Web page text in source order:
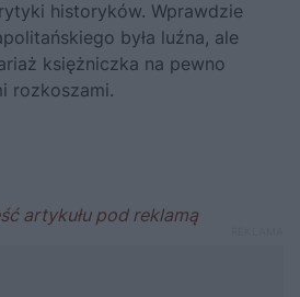
historyków. Wprawdzie
była luźna, ale
księżniczka na pewno
rozkoszami.